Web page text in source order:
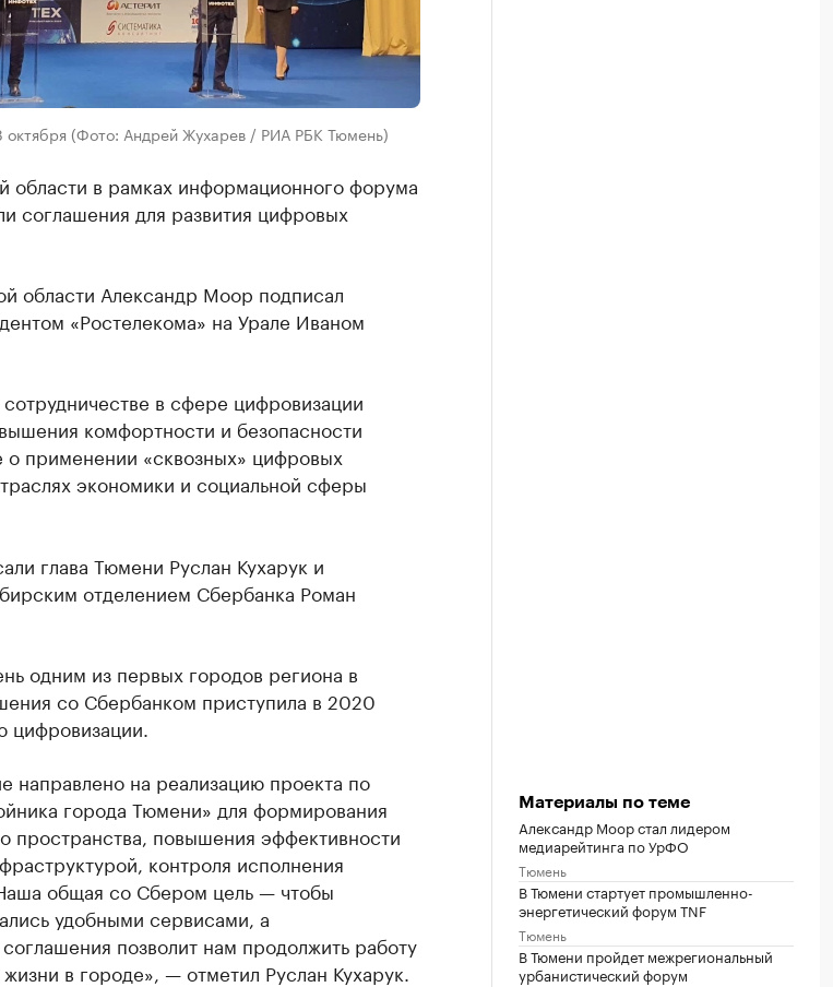
октября (Фото: Андрей Жухарев / РИА РБК Тюмень)
области в рамках информационного форума
соглашения для развития цифровых
области Александр Моор подписал
«Ростелекома» на Урале Иваном
в сфере цифровизации
комфортности и безопасности
применении «сквозных» цифровых
экономики и социальной сферы
глава Тюмени Руслан Кухарук и
отделением Сбербанка Роман
одним из первых городов региона в
со Сбербанком приступила в 2020
цифровизации.
направлено на реализацию проекта по
города Тюмени» для формирования
пространства, повышения эффективности
контроля исполнения
общая со Сбером цель — чтобы
удобными сервисами, а
позволит нам продолжить работу
в городе», — отметил Руслан Кухарук.
Материалы по теме
Александр Моор стал лидером
медиарейтинга по УрФО
Тюмень
В Тюмени стартует промышленно-
энергетический форум TNF
Тюмень
В Тюмени пройдет межрегиональный
урбанистический форум